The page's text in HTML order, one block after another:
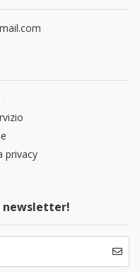
privacy
newsletter!